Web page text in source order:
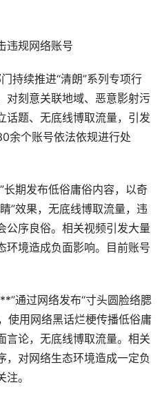
违规网络账号
持续推进“清朗”系列专项行
对刻意关联地域、恶意影射污
话题、无底线博取流量，引发
余个账号依法依规进行处
期发布低俗庸俗内容，以奇
”效果，无底线博取流量，违
公序良俗。相关视频引发大量
环境造成负面影响。目前账号
通过网络发布“寸头圆脸络腮
使用网络黑话烂梗传播低俗庸
言论，无底线博取流量。相关
，对网络生态环境造成一定负
。